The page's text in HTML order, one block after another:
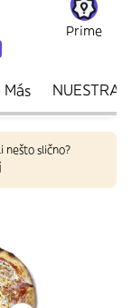
Prime
Más
nešto slično?